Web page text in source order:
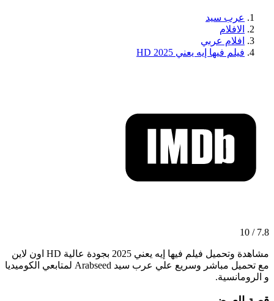
عرب سيد
الافلام
افلام عربي
فيلم فيها إيه يعني 2025 HD
7.8 / 10
مشاهدة وتحميل فيلم فيها إيه يعني 2025 بجودة عالية HD اون لاين
مع تحميل مباشر وسريع علي عرب سيد Arabseed لمتابعي الكوميديا
و الرومانسية.